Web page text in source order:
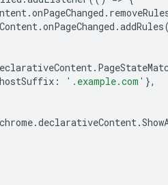
.onPageChanged .
.onPageChanged .addRules
.
hostSuffix : '.example.com' },
chrome.declarativeContent.